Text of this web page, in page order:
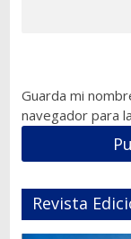
Guarda mi
navegador para
Revista